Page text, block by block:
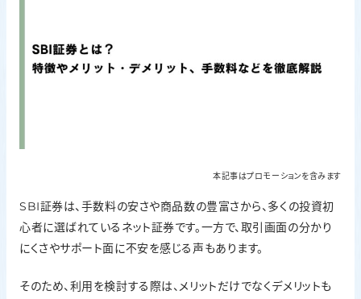
本記事はプロモーションを含みます
SBI証券は、手数料の安さや商品数の豊富さから、多くの投資初
心者に選ばれているネット証券です。一方で、取引画面の分かり
にくさやサポート面に不安を感じる声もあります。
そのため、利用を検討する際は、メリットだけでなくデメリットも